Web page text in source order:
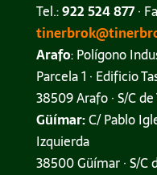
Tel.:922 524 877·
Arafo: Polígono
Parcela 1 · Edificio
38509 Arafo · S/C
Güímar:C/ Pablo
Izquierda
38500 Güímar · S/C